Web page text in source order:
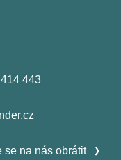
443
se na nás obrátit